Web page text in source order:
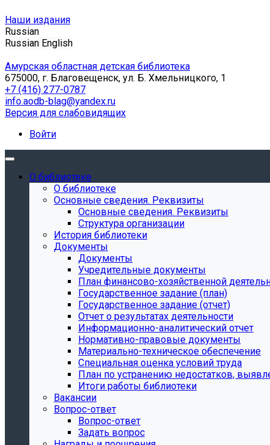
Наши издания
Russian
Russian English
Амурская областная детская библиотека
675000, г. Благовещенск, ул. Б. Хмельницкого, 1
+7 (416) 277-0787
info.aodb-blag@yandex.ru
Версия для слабовидящих
Войти
О библиотеке
О библиотеке
Основные сведения. Реквизиты
Основные сведения. Реквизиты
Структура организации
История библиотеки
Документы
Документы
Учредительные документы
План финансово-хозяйственной
Государственное задание (план)
Государственное задание (отчет)
Отчет о результатах деятельности
Информационно-аналитический отчет
Нормативно-правовые документы
Материально-техническое обеспечение
Специальная оценка условий труда
План по устранению недостатков,
Итоги работы библиотеки
Вакансии
Вопрос-ответ
Вопрос-ответ
Задать вопрос